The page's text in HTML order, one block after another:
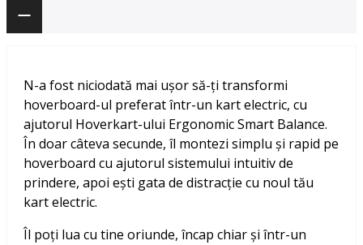
N-a fost niciodată mai ușor să-ți transformi
hoverboard-ul preferat într-un kart electric, cu
ajutorul Hoverkart-ului Ergonomic Smart Balance.
În doar câteva secunde, îl montezi simplu și rapid pe
hoverboard cu ajutorul sistemului intuitiv de
prindere, apoi ești gata de distracție cu noul tău
kart electric.
Îl poți lua cu tine oriunde, încap chiar și într-un